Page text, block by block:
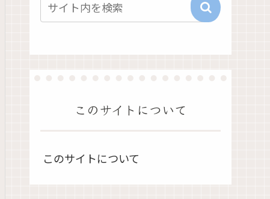
このサイトについて
このサイトについて